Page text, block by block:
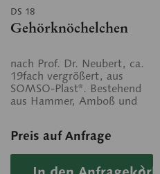
DS 18
Gehörknöchelchen
nach Prof. Dr. Neubert, ca.
19fach vergrößert, aus
SOMSO-Plast®. Bestehend
aus Hammer, Amboß und
Preis auf Anfrage